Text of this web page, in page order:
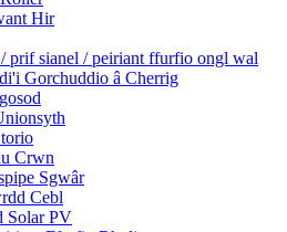
Hir
prif sianel / peiriant ffurfio ongl wal
Gorchuddio â Cherrig
Crwn
Sgwâr
Cebl
Solar PV